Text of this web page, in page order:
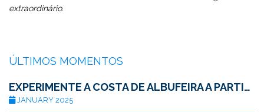
extraordinário.
ÚLTIMOS MOMENTOS
EXPERIMENTE A COSTA DE ALBUFEIRA A PARTIR DE UM IATE DE LUXO
JANUARY 2025